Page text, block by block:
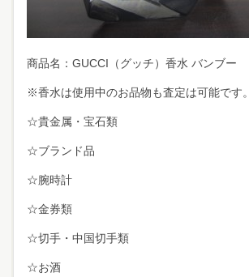
商品名：GUCCI（グッチ）香水 バンブー
※香水は使用中のお品物も査定は可能です。
☆貴金属・宝石類
☆ブランド品
☆腕時計
☆金券類
☆切手・中国切手類
☆お酒